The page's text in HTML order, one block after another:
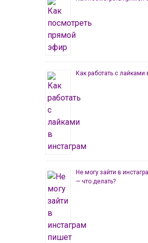
Как работать с лайками
Не могу зайти в
— что делать?